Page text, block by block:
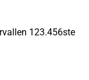
123.456ste